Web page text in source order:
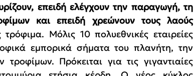
επειδή ελέγχουν την παραγωγή, τη
και επειδή χρεώνουν τους λαούς
Μόλις 10 πολυεθνικές εταιρείες
εμπορικά σήματα του πλανήτη, την
τροφίμων. Πρόκειται για τις γιγαντιαίες